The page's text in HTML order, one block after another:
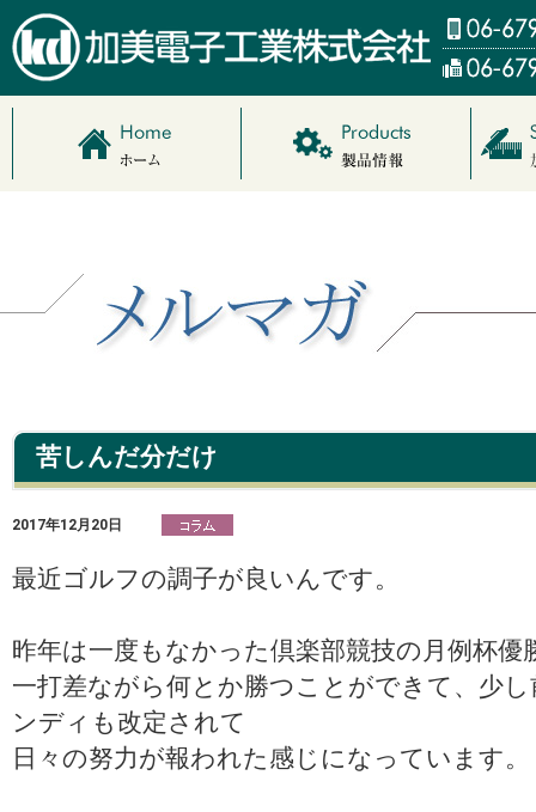
苦しんだ分だけ
2017年12月20日
最近ゴルフの調子が良いんです。
昨年は一度もなかった倶楽部競技の月例杯優
一打差ながら何とか勝つことができて、少
ンディも改定されて
日々の努力が報われた感じになっています。